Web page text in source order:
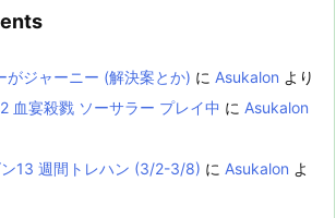
がジャーニー (解決案とか) に Asukalon より
血宴殺戮 ソーサラー プレイ中 に Asukalon
13 週間トレハン (3/2-3/8) に Asukalon よ